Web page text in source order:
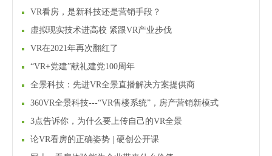
VR看房，是新科技还是营销手段？
虚拟现实技术进高校 紧跟VR产业步伐
VR在2021年再次翻红了
“VR+党建”献礼建党100周年
全景科技：先进VR全景直播解决方案提供商
360VR全景科技---“VR售楼系统”，房产营销新模式
3点告诉你，为什么要上传自己的VR全景
论VR看房的正确姿势 | 硬创公开课